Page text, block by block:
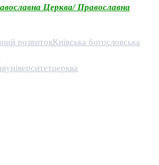
Церква/ Православна
розвитокКиївська богословська
університетцерква